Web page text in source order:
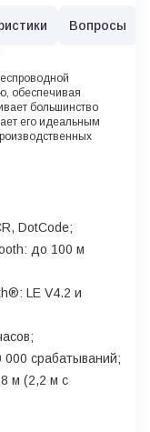
Вопросы
обеспечивая
большинство
его идеальным
DotCode;
до 100 м
LE V4.2 и
000 срабатываний;
м (2,2 м с